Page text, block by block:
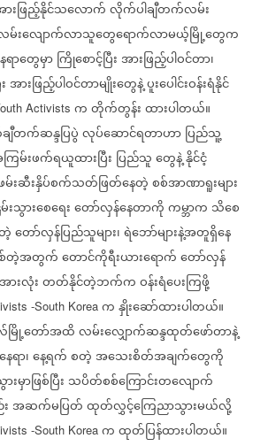
းဖြည့်နိုင်သလောက်လိုက်ပါချီတက်လမ်း
မ်းလျောက်လာသူတွေရောက်လာမယ့်မြို့တွေက
ရာတွေမှာကြိုစောင့်ပြီးအားဖြည့်ပါဝင်တာ၊
အားဖြည့်ပါဝင်တာမျိုးတွေနဲ့ပူးပေါင်းဝန်းရံနိုင်
Activists ကတိုက်တွန်းထားပါတယ်။
ျီတက်ဆန္ဒပြပွဲလုပ်ဆောင်ရတာဟာပြည်သူ့
ြမ်းဖက်ရယူထားပြီး ပြည်သူတွေနဲ့နိုင်ငံ့
မ်းဆီးနှိပ်စက်သတ်ဖြတ်နေတဲ့စစ်အာဏာရူးများ
းသွားစေရေးတော်လှန်နေတာကိုကမ္ဘာက သိစေ
တော်လှန်ပြည်သူများ၊ရဲဘော်များနဲ့အတူရှိနေ
စ်တဲ့အတွက်တောင်ကိုရီးယားရောက်တော်လှန်
ားလုံးတတ်နိုင်တဲ့ဘက်ကဝန်းရံပေးကြဖို့
-South Korea ကနှိုးဆော်ထားပါတယ်။
မြို့တော်အထိလမ်းလျှောက်ဆန္ဒထုတ်ဖော်တာနဲ့
နေရာ၊နေ့ရက်စတဲ့အသေးစိတ်အချက်တွေကို
ာဖြစ်ပြီး သပိတ်စစ်ကြောင်းတလျောက်
အဆက်မပြတ်ထုတ်လွှင့်ကြေညာသွားမယ်လို့
-South Korea ကထုတ်ပြန်ထားပါတယ်။